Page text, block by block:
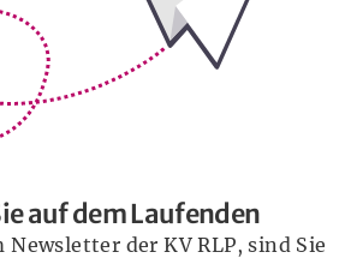
auf dem Laufenden
Newsletter der KV RLP, sind Sie